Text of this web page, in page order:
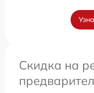
Скидка на